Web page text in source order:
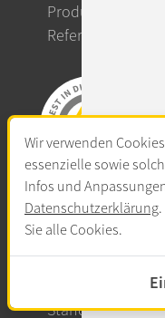
Product Solutions
Referenzen
Über ConSol
Standorte
Wir verwenden
essenzielle sowie
Infos und
Datenschutzerklärung
Sie alle Cookies.